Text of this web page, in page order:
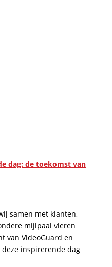
dag: de toekomst van
samen met klanten,
mijlpaal vieren
van VideoGuard en
inspirerende dag